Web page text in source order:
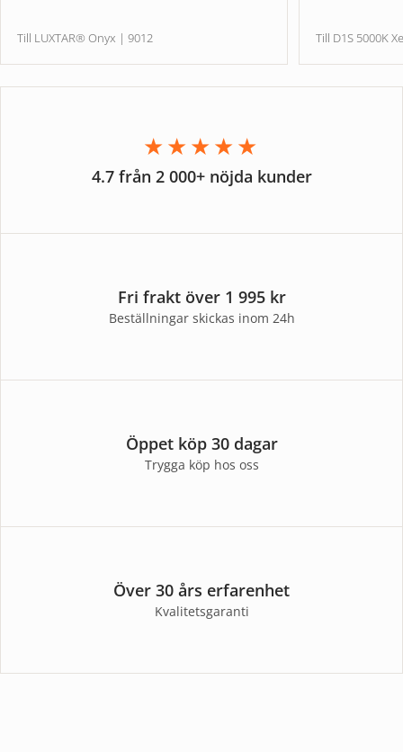
Till LUXTAR® Onyx | 9012 Till D1S 5000K
★★★★★
4.7 från 2 000+ nöjda kunder
Fri frakt över 1 995 kr
Beställningar skickas inom 24h
Öppet köp 30 dagar
Trygga köp hos oss
Över 30 års erfarenhet
Kvalitetsgaranti